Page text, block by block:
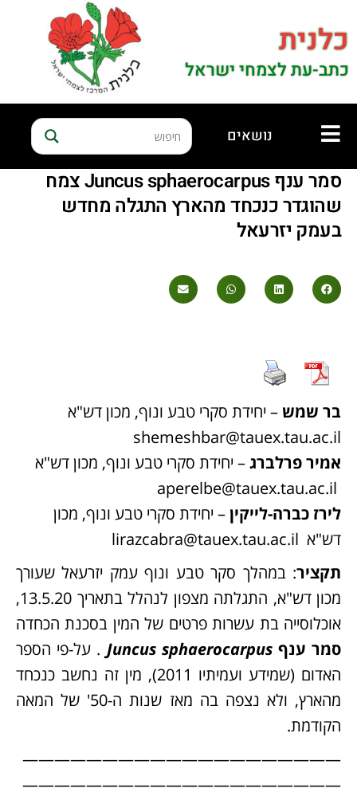
כלנית
כתב-עת לצמחי ישראל
נושאים
סמר ענף Juncus sphaerocarpus צמח
שהוגדר כנכחד מהארץ התגלה מחדש
בעמק יזרעאל
בר שמש – יחידת סקרי טבע ונוף, מכון דש"א
shemeshbar@tauex.tau.ac.il
אמיר פרלברג– יחידת סקרי טבע ונוף, מכון דש"א
לירז כברה-לייקין– יחידת סקרי טבע ונוף, מכון
דש"א lirazcabra@tauex.tau.ac.il
תקציר: במהלך סקר טבע ונוף עמק יזרעאל שעורך
מכון דש"א, התגלתה מצפון לנהלל בתאריך 13.5.20,
אוכלוסייה בת עשרות פרטים של המין בסכנת הכחדה
סמר ענףJuncus sphaerocarpus . על-פי הספר
האדום (שמידע ועמיתיו 2011), מין זה נחשב כנכחד
מהארץ, ולא נצפה בה מאז שנות ה-50' של המאה
הקודמת.
————————————————————
————————————————————